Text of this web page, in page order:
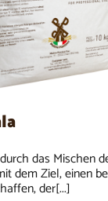
das Mischen
dem Ziel, einen
der[...]